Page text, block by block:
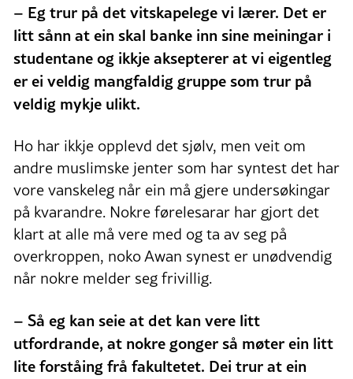
– Eg trur på det vitskapelege vi lærer. Det er
litt sånn at ein skal banke inn sine meiningar i
studentane og ikkje aksepterer at vi eigentleg
er ei veldig mangfaldig gruppe som trur på
veldig mykje ulikt.
Ho har ikkje opplevd det sjølv, men veit om
andre muslimske jenter som har syntest det har
vore vanskeleg når ein må gjere undersøkingar
på kvarandre. Nokre førelesarar har gjort det
klart at alle må vere med og ta av seg på
overkroppen, noko Awan synest er unødvendig
når nokre melder seg frivillig.
– Så eg kan seie at det kan vere litt
utfordrande, at nokre gonger så møter ein litt
lite forståing frå fakultetet. Dei trur at ein